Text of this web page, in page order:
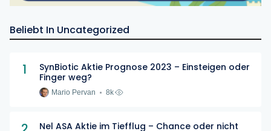
Beliebt In Uncategorized
1
SynBiotic Aktie Prognose 2023 – Einsteigen oder
Finger weg?
Mario Pervan 8k
Nel ASA Aktie im Tiefflug – Chance oder nicht